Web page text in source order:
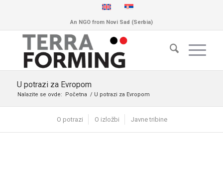
An NGO from Novi Sad (Serbia)
U potrazi za Evropom
Nalazite se ovde: Početna / U potrazi za Evropom
O potrazi O izložbi Javne tribine